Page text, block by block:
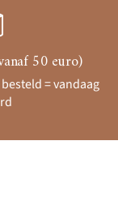
50 euro)
= vandaag